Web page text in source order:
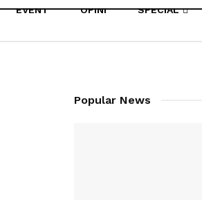
EVENT OPINI SPECIAL
Popular News